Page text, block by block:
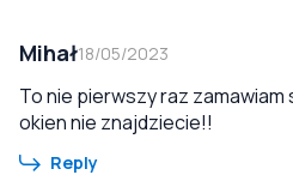
Mihał18/05/2023
To nie pierwszy raz
okien nie znajdziecie!!
Reply